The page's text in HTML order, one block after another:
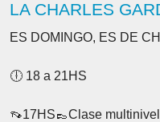
LA CHARLES
ES DOMINGO, ES DE
🕕 18 a 21HS
👡17HS👞Clase